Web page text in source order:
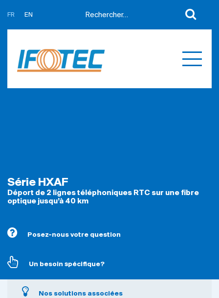
FR EN
Actualités
Support
Série HXAF
Déport de 2 lignes téléphoniques RTC sur une fibre
optique jusqu’à 40 km
Posez-nous votre question
Un besoin spécifique?
Nos solutions associées